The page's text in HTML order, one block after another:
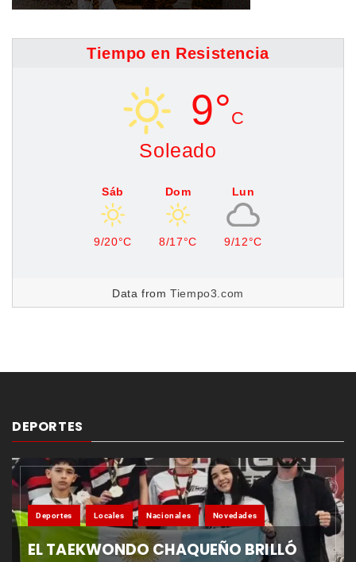
Tiempo en Resistencia
9°C
Soleado
Sáb
9/20°C
Dom
8/17°C
Lun
9/12°C
Data fromTiempo3.com
DEPORTES
Deportes Locales Nacionales Novedades
EL TAEKWONDO CHAQUEÑO BRILLÓ